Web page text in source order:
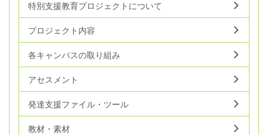
特別支援教育プロジェクトについて
プロジェクト内容
各キャンパスの取り組み
アセスメント
発達支援ファイル・ツール
教材・素材